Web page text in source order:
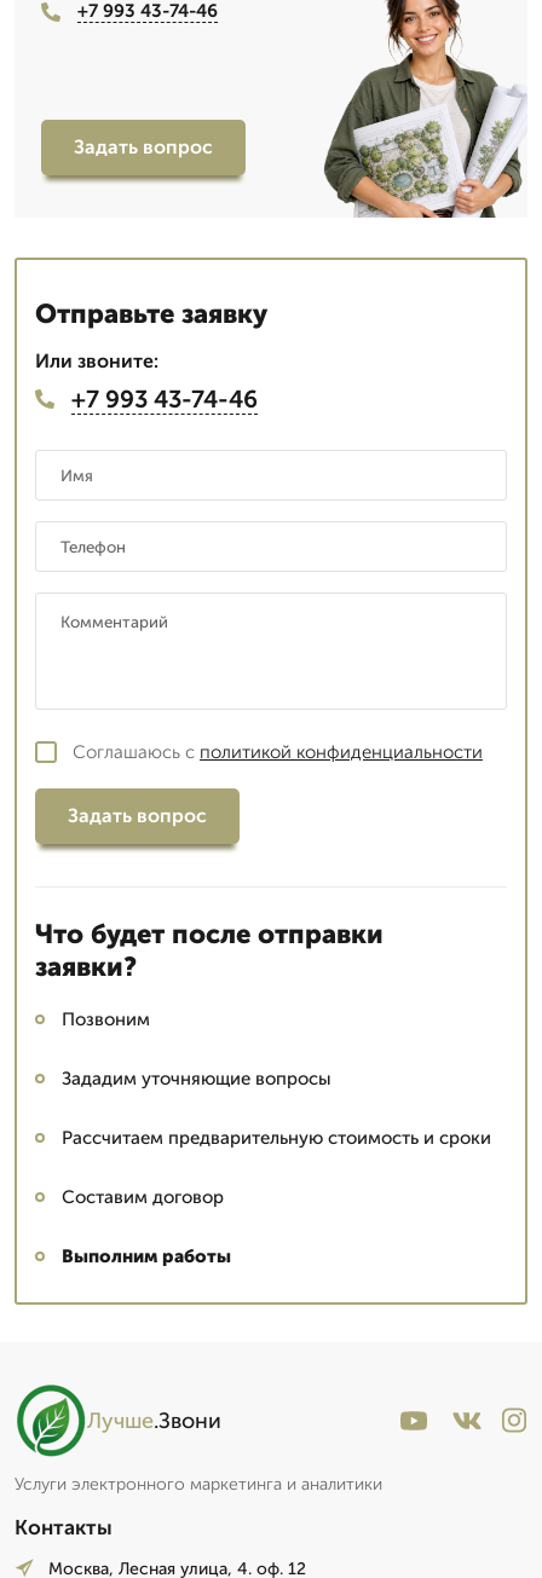
+7 993 43-74-46
Задать вопрос
Отправьте заявку
Или звоните:
+7 993 43-74-46
Соглашаюсь с политикой конфиденциальности
Задать вопрос
Что будет после отправки
заявки?
Позвоним
Зададим уточняющие вопросы
Рассчитаем предварительную стоимость и сроки
Составим договор
Выполним работы
Лучше.Звони
Услуги электронного маркетинга и аналитики
Контакты
Москва, Лесная улица, 4. оф. 12